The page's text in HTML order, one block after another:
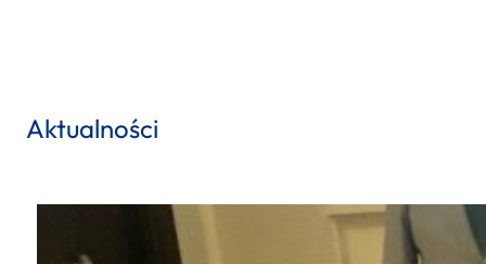
Aktualności